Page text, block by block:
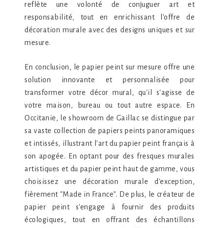
reflète une volonté de conjuguer art et
responsabilité, tout en enrichissant l'offre de
décoration murale avec des designs uniques et sur
mesure.
En conclusion, le papier peint sur mesure offre une
solution innovante et personnalisée pour
transformer votre décor mural, qu'il s'agisse de
votre maison, bureau ou tout autre espace. En
Occitanie, le showroom de Gaillac se distingue par
sa vaste collection de papiers peints panoramiques
et intissés, illustrant l'art du papier peint français à
son apogée. En optant pour des fresques murales
artistiques et du papier peint haut de gamme, vous
choisissez une décoration murale d'exception,
fièrement "Made in France". De plus, le créateur de
papier peint s'engage à fournir des produits
écologiques, tout en offrant des échantillons